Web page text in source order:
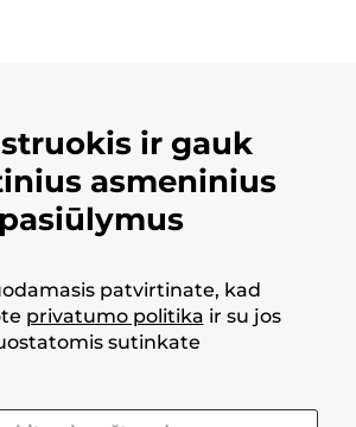
ir gauk
asmeninius
pasiūlymus
patvirtinate, kad
privatumo politika ir su jos
sutinkate